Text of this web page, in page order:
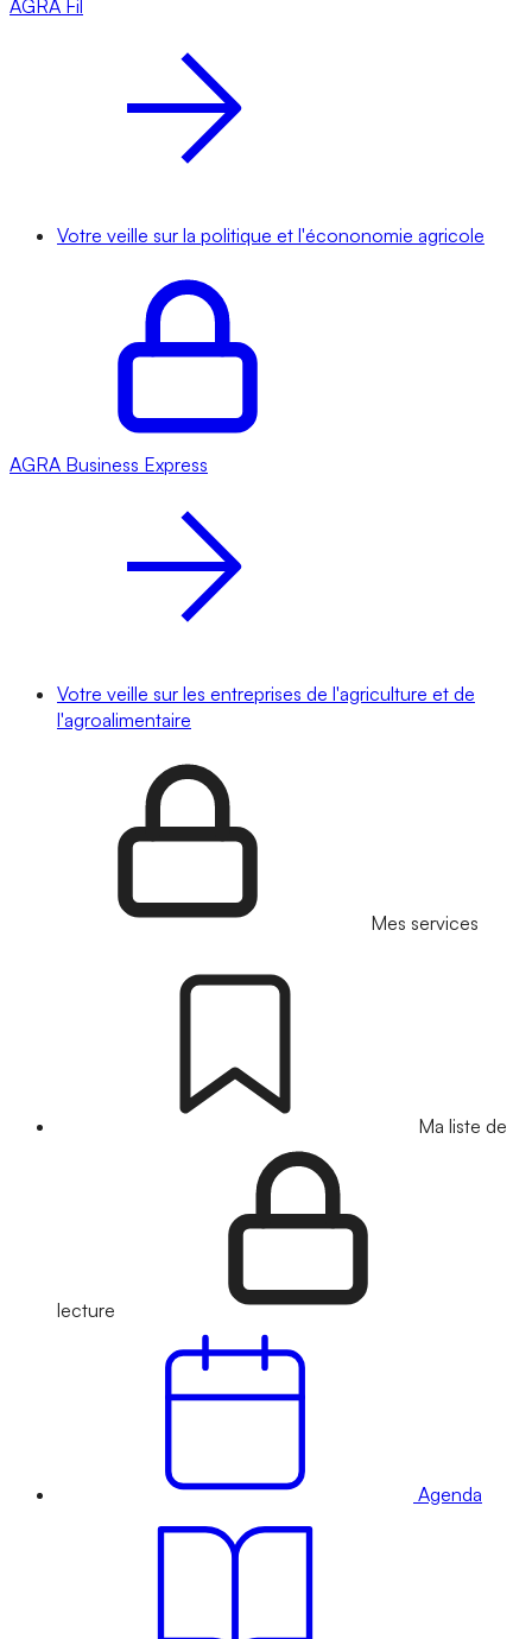
AGRA Fil
Votre veille sur la politique et l'écononomie agricole
AGRA Business Express
Votre veille sur les entreprises de l'agriculture et de
l'agroalimentaire
Mes services
Ma liste de
lecture
Agenda